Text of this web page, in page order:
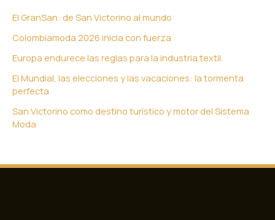
El GranSan: de San Victorino al mundo
Colombiamoda 2026 inicia con fuerza
Europa endurece las reglas para la industria textil.
El Mundial, las elecciones y las vacaciones: la tormenta
perfecta
San Victorino como destino turístico y motor del Sistema
Moda